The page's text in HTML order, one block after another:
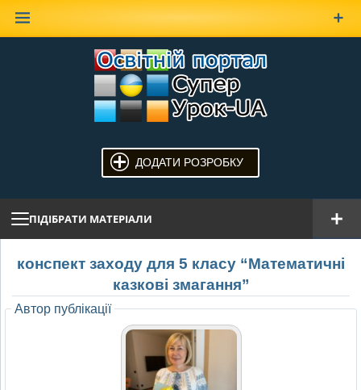
ДОДАТИ РОЗРОБКУ
ПІДІБРАТИ МАТЕРІАЛИ
конспект заходу для 5 класу “Математичні
казкові змагання”
Автор публікації